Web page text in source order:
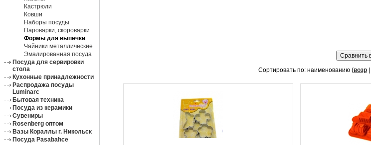
Кастрюли
Ковши
Наборы посуды
Пароварки, скороварки
Формы для выпечки
Чайники металлические
Эмалированная посуда
Посуда для сервировки
стола
Кухонные принадлежности
Распродажа посуды
Luminarc
Бытовая техника
Посуда из керамики
Сувениры
Rosenberg оптом
Вазы Кораллы г. Никольск
Посуда Pasabahce
Сортировать по: наименованию (возр|